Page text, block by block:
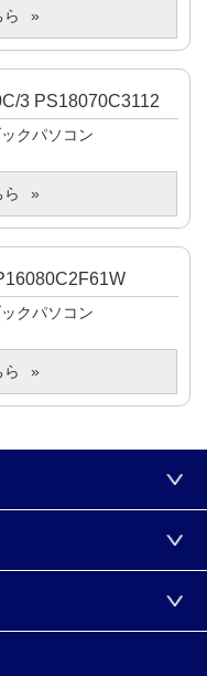
3 PS18070C3112
クパソコン
クパソコン